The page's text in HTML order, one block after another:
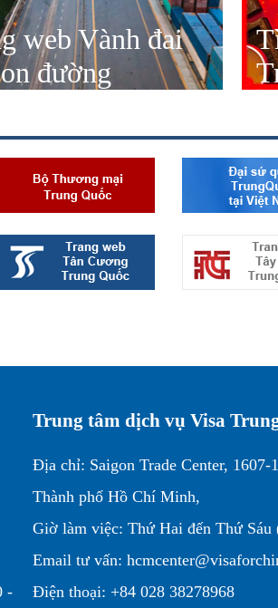
web Vành đai
đường
-
Trung tâm dịch vụ Visa
Địa chỉ: Saigon Trade Center,
Thành phố Hồ Chí Minh,
Giờ làm việc: Thứ Hai đến Thứ Sáu
Email tư vấn:
Điện thoại: +84 028 38278968